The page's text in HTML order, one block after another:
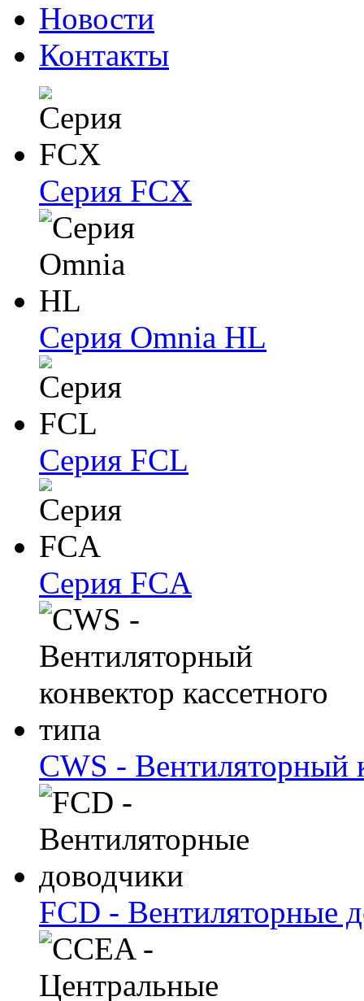
Новости
Контакты
Серия FCX
Серия Omnia HL
Серия FCL
Серия FCA
CWS - Вентиляторный
FCD - Вентиляторные